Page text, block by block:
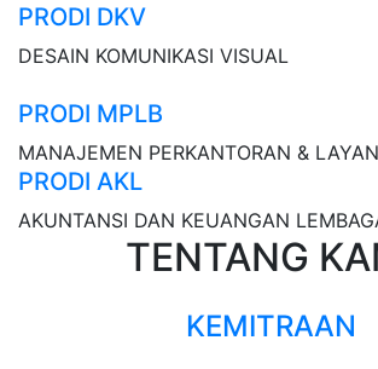
PRODI DKV
DESAIN KOMUNIKASI VISUAL
PRODI MPLB
MANAJEMEN PERKANTORAN &
PRODI AKL
AKUNTANSI DAN KEUANGAN
TENTANG
KEMITRAAN